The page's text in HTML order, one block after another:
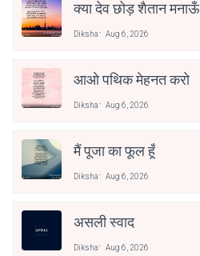
क्या देव छोड़ शैतान मनाऊँ
Diksha Aug 6, 2026
आओ पथिक मेहनत करो
Diksha Aug 6, 2026
मैं पूजा का फूल हूँ
Diksha Aug 6, 2026
असली स्वाद
Diksha Aug 6, 2026